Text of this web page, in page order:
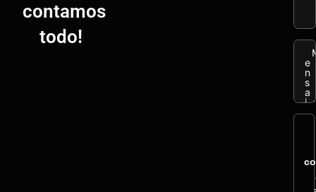
contamos
todo!